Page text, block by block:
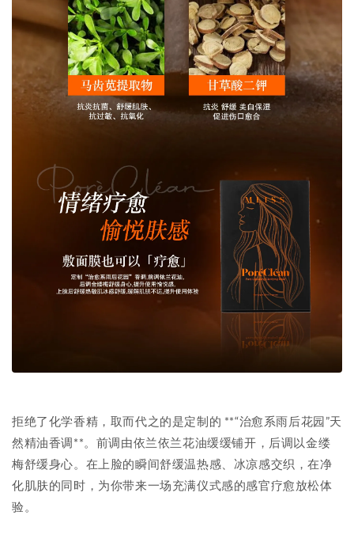
拒绝了化学香精，取而代之的是定制的 **“治愈系雨后花园”天
然精油香调**。前调由依兰依兰花油缓缓铺开，后调以金缕
梅舒缓身心。在上脸的瞬间舒缓温热感、冰凉感交织，在净
化肌肤的同时，为你带来一场充满仪式感的感官疗愈放松体
验。